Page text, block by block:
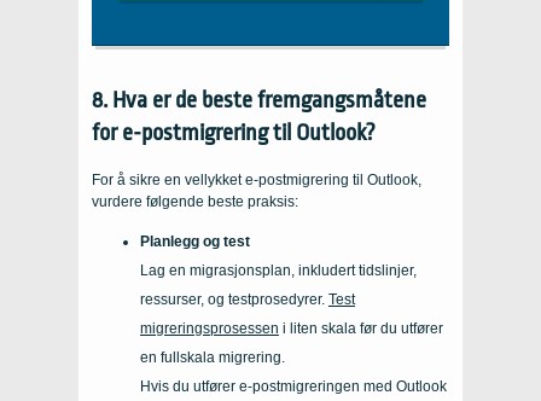
8. Hva er de beste fremgangsmåtene
for e-postmigrering til Outlook?
For å sikre en vellykket e-postmigrering til Outlook,
vurdere følgende beste praksis:
Planlegg og test
Lag en migrasjonsplan, inkludert tidslinjer,
ressurser, og testprosedyrer. Test
migreringsprosessen i liten skala før du utfører
en fullskala migrering.
Hvis du utfører e-postmigreringen med Outlook